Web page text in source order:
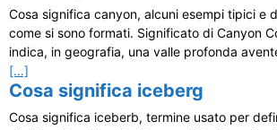
Cosa significa canyon, alcuni esempi tipici e
come si sono formati. Significato di Canyon
indica, in geografia, una valle profonda
[…]
Cosa significa iceberg
Cosa significa iceberb, termine usato per